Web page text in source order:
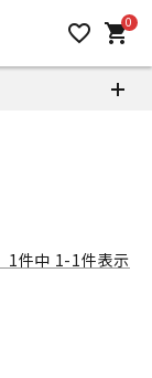
favorite_border 0
shopping_cart
1件中 1-1件表示